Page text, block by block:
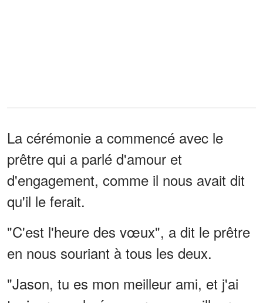
La cérémonie a commencé avec le
prêtre qui a parlé d'amour et
d'engagement, comme il nous avait dit
qu'il le ferait.
"C'est l'heure des vœux", a dit le prêtre
en nous souriant à tous les deux.
"Jason, tu es mon meilleur ami, et j'ai